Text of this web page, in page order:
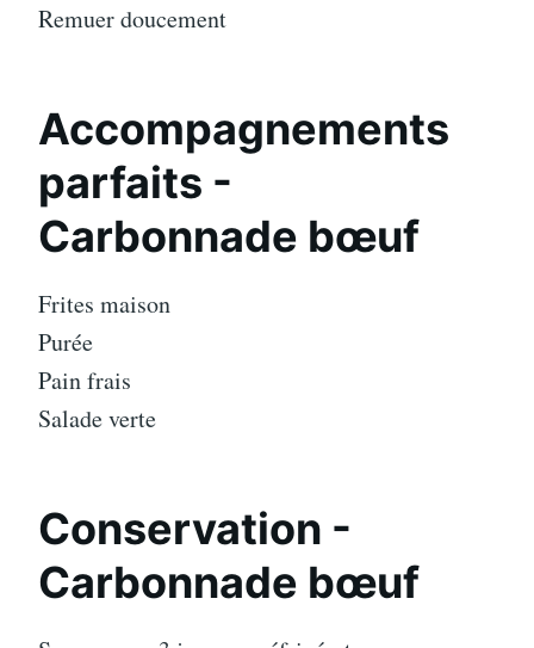
Remuer doucement
Accompagnements
parfaits -
Carbonnade bœuf
Frites maison
Purée
Pain frais
Salade verte
Conservation -
Carbonnade bœuf